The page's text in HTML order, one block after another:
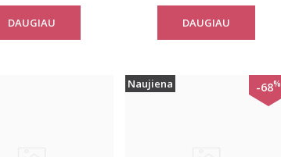
Mix Match TOP
SSL 01 X
DAUGIAU
palaidinė Mix Match LSL
TOP Buttons
DAUGIAU
Naujiena -68%